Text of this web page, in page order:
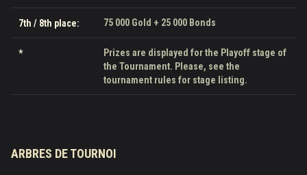
7th / 8th place: 75 000 Gold + 25 000 Bonds
*
Prizes are displayed for the Playoff stage of
the Tournament. Please, see the
tournament rules for stage listing.
ARBRES DE TOURNOI